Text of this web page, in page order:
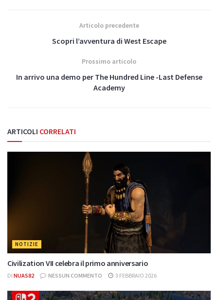
Articolo precedente
Scopri l’avventura di West Escape
Prossimo articolo
In arrivo una demo per The Hundred Line -Last Defense
Academy
ARTICOLI CORRELATI
NOTIZIE
Civilization VII celebra il primo anniversario
DI NUAS82 NESSUN COMMENTO 3 FEBBRAIO 2026